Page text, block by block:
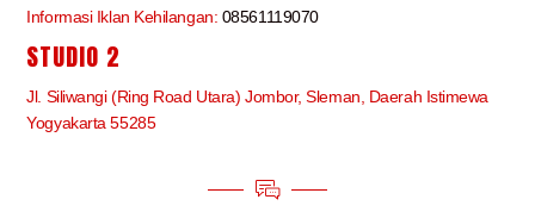
Informasi Iklan Kehilangan: 08561119070
STUDIO 2
Jl. Siliwangi (Ring Road Utara) Jombor, Sleman, Daerah Istimewa
Yogyakarta 55285